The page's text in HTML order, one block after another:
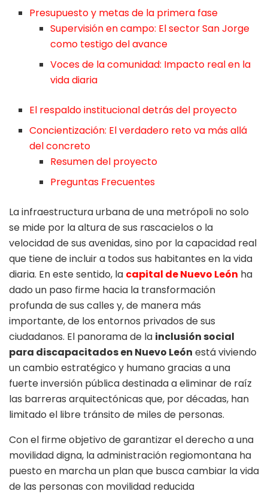
Presupuesto y metas de la primera fase
Supervisión en campo: El sector San Jorge
como testigo del avance
Voces de la comunidad: Impacto real en la
vida diaria
El respaldo institucional detrás del proyecto
Concientización: El verdadero reto va más allá
del concreto
Resumen del proyecto
Preguntas Frecuentes
La infraestructura urbana de una metrópoli no solo
se mide por la altura de sus rascacielos o la
velocidad de sus avenidas, sino por la capacidad real
que tiene de incluir a todos sus habitantes en la vida
diaria. En este sentido, la capital de Nuevo León ha
dado un paso firme hacia la transformación
profunda de sus calles y, de manera más
importante, de los entornos privados de sus
ciudadanos. El panorama de la inclusión social
para discapacitados en Nuevo León está viviendo
un cambio estratégico y humano gracias a una
fuerte inversión pública destinada a eliminar de raíz
las barreras arquitectónicas que, por décadas, han
limitado el libre tránsito de miles de personas.
Con el firme objetivo de garantizar el derecho a una
movilidad digna, la administración regiomontana ha
puesto en marcha un plan que busca cambiar la vida
de las personas con movilidad reducida